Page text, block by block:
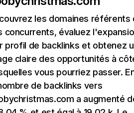
les domaines référents
concurrents, évaluez
profil de backlinks et obtenez
claire des opportunités à
vous pourriez passer.
de backlinks vers
a augmenté